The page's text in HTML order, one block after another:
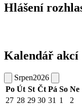
Hlášení
Kalendář akcí
Srpen2026
Po Út St Čt Pá So Ne
27 28 29 30 31 1
2